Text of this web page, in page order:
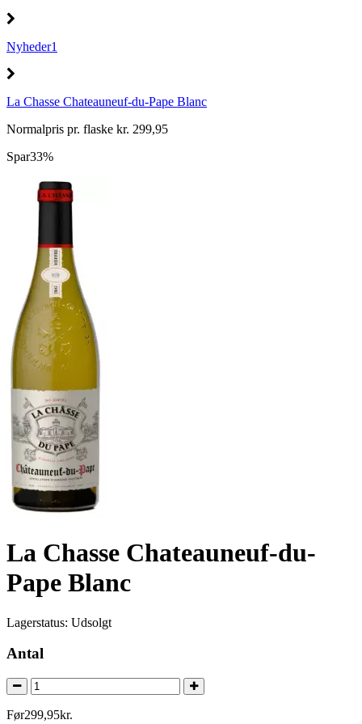
Nyheder1
La Chasse Chateauneuf-du-Pape Blanc
Normalpris pr. flaske kr. 299,95
Spar33%
La Chasse Chateauneuf-du-
Pape Blanc
Lagerstatus: Udsolgt
Antal
Før299,95kr.